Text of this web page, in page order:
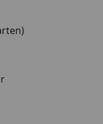
und in